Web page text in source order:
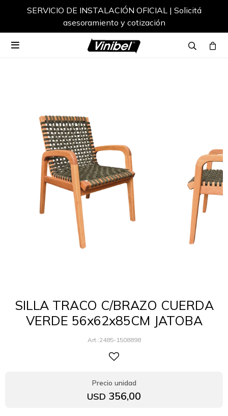
SERVICIO DE INSTALACIÓN OFICIAL | Solicitá
asesoramiento y cotización

SILLA TRACO C/BRAZO CUERDA
VERDE 56x62x85CM JATOBA
2485-1508898
USD 356,00